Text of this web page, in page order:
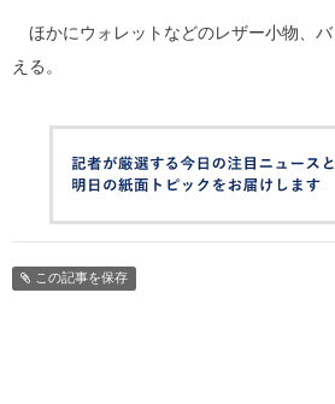
ほかにウォレットなどのレザー小物、
える。
この記事を保存